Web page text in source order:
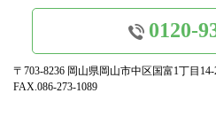
0120-
〒703-8236 岡山県岡山市中区国富1丁目
FAX.086-273-1089